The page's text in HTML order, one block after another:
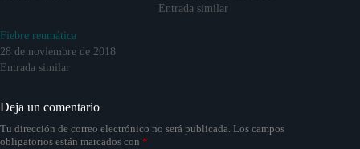
Entrada similar
Fiebre reumática
28 de noviembre de 2018
Entrada similar
Deja un comentario
Tu dirección de correo electrónico no será publicada. Los campos
obligatorios están marcados con *